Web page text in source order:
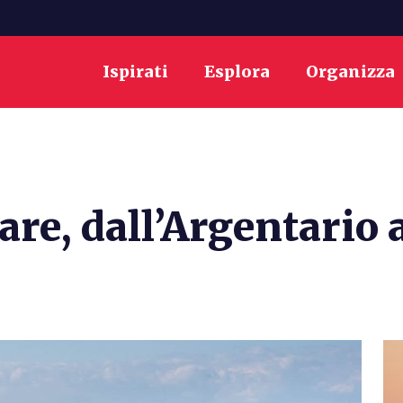
Ispirati Esplora Organizza
dall’Argentario